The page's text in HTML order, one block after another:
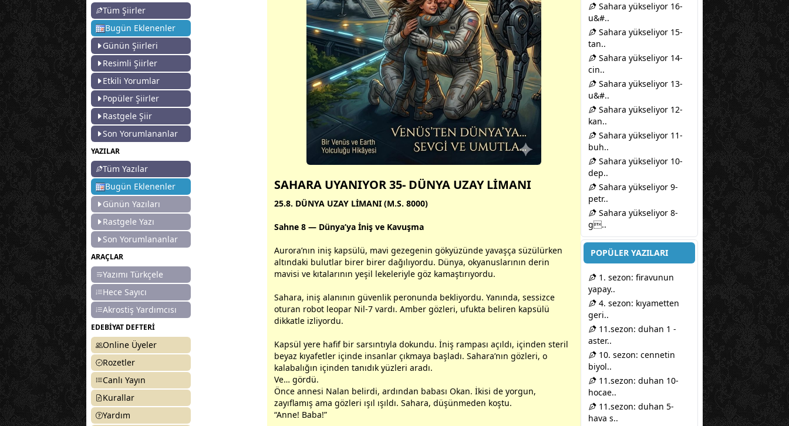
Tüm Şiirler
Bugün Eklenenler
Günün Şiirleri
Resimli Şiirler
Etkili Yorumlar
Popüler Şiirler
Rastgele Şiir
Son Yorumlananlar
YAZILAR
Tüm Yazılar
Bugün Eklenenler
Günün Yazıları
Rastgele Yazı
Son Yorumlananlar
ARAÇLAR
Yazımı Türkçele
Hece Sayıcı
Akrostiş Yardımcısı
EDEBİYAT DEFTERİ
Online Üyeler
Rozetler
Canlı Yayın
Kurallar
Yardım
SAHARA UYANIYOR 35- DÜNYA UZAY LİMANI
25.8. DÜNYA UZAY LİMANI (M.S. 8000)
Sahne 8 — Dünya’ya İniş ve Kavuşma
Aurora’nın iniş kapsülü, mavi gezegenin gökyüzünde yavaşça süzülürken
altındaki bulutlar birer birer dağılıyordu. Dünya, okyanuslarının derin
mavisi ve kıtalarının yeşil lekeleriyle göz kamaştırıyordu.
Sahara, iniş alanının güvenlik peronunda bekliyordu. Yanında, sessizce
oturan robot leopar Nil-7 vardı. Amber gözleri, ufukta beliren kapsülü
dikkatle izliyordu.
Kapsül yere hafif bir sarsıntıyla dokundu. İniş rampası açıldı, içinden steril
beyaz kıyafetler içinde insanlar çıkmaya başladı. Sahara’nın gözleri, o
kalabalığın içinden tanıdık yüzleri aradı.
Ve… gördü.
Önce annesi Nalan belirdi, ardından babası Okan. İkisi de yorgun,
zayıflamış ama gözleri ışıl ışıldı. Sahara, düşünmeden koştu.
“Anne! Baba!”
Sahara yükseliyor 16-
u&#..
Sahara yükseliyor 15-
tan..
Sahara yükseliyor 14-
cin..
Sahara yükseliyor 13-
u&#..
Sahara yükseliyor 12-
kan..
Sahara yükseliyor 11-
buh..
Sahara yükseliyor 10-
dep..
Sahara yükseliyor 9-
petr..
Sahara yükseliyor 8-
g..
POPÜLER YAZILARI
1. sezon: firavunun
yapay..
4. sezon: kıyametten
geri..
11.sezon: duhan 1 -
aster..
10. sezon: cennetin
biyol..
11.sezon: duhan 10-
hocae..
11.sezon: duhan 5-
hava s..